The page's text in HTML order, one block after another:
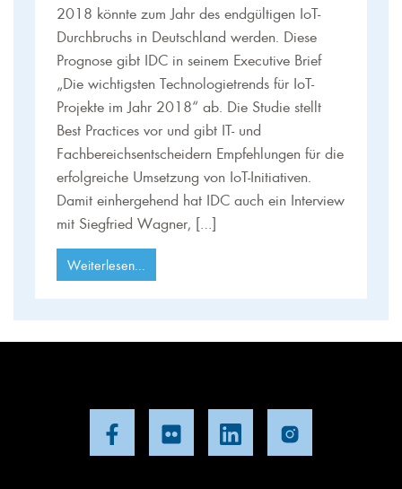
2018 könnte zum Jahr des endgültigen IoT-
Durchbruchs in Deutschland werden. Diese
Prognose gibt IDC in seinem Executive Brief
„Die wichtigsten Technologietrends für IoT-
Projekte im Jahr 2018“ ab. Die Studie stellt
Best Practices vor und gibt IT- und
Fachbereichsentscheidern Empfehlungen für die
erfolgreiche Umsetzung von IoT-Initiativen.
Damit einhergehend hat IDC auch ein Interview
mit Siegfried Wagner, […]
Weiterlesen...